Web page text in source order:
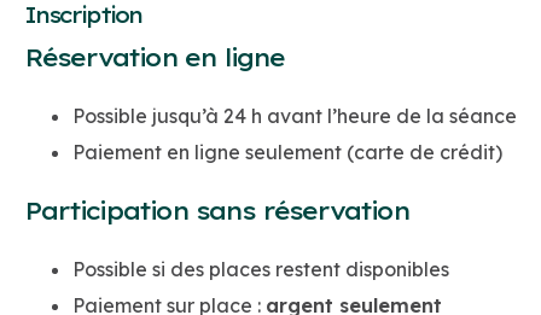
Inscription
Réservation en ligne
Possible jusqu’à 24 h avant l’heure de la séance
Paiement en ligne seulement (carte de crédit)
Participation sans réservation
Possible si des places restent disponibles
Paiement sur place : argent seulement